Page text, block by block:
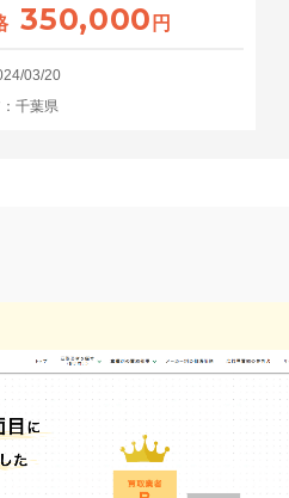
350,000 円
03/20
千葉県